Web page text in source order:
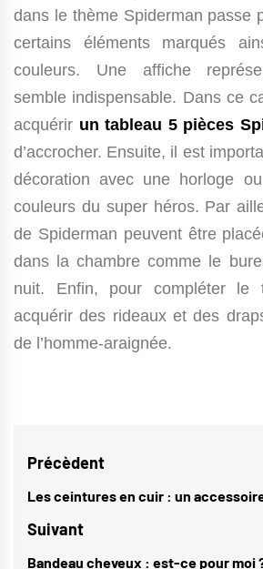
dans le thème Spiderman passe
certains éléments marqués
couleurs. Une affiche
semble indispensable. Dans ce
acquérir un tableau 5 pièces
d’accrocher. Ensuite, il est
décoration avec une horloge
couleurs du super héros. Par
de Spiderman peuvent être
dans la chambre comme le
nuit. Enfin, pour compléter le
acquérir des rideaux et des
de l’homme-araignée.
Navigation
de
l’article
Précèdent
Previous
post:
Les ceintures en cuir : un
Suivant
Bandeau cheveux : est-ce pour moi